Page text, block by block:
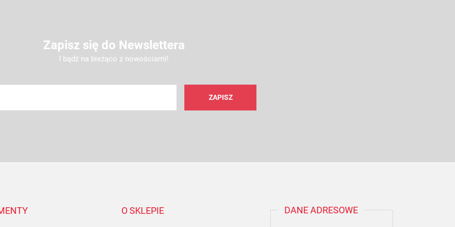
Zapisz się do Newslettera
I bądź na bieżąco z nowościami!
O SKLEPIE DANE ADRESOWE